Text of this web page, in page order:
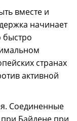
вместе и
начинает
быстро
странах
активной
Соединенные